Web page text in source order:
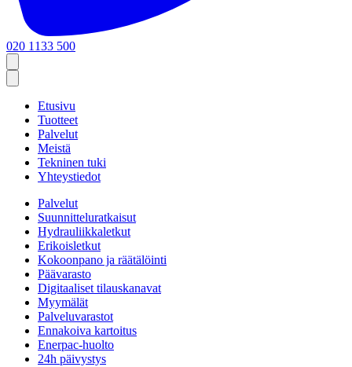
020 1133 500
Etusivu
Tuotteet
Palvelut
Meistä
Tekninen tuki
Yhteystiedot
Palvelut
Suunnitteluratkaisut
Hydrauliikkaletkut
Erikoisletkut
Kokoonpano ja räätälöinti
Päävarasto
Digitaaliset tilauskanavat
Myymälät
Palveluvarastot
Ennakoiva kartoitus
Enerpac-huolto
24h päivystys